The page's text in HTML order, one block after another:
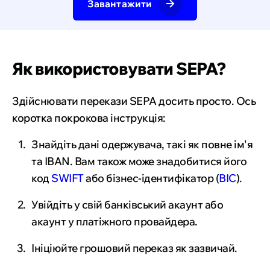
Завантажити
Як використовувати SEPA?
Здійснювати перекази SEPA досить просто. Ось
коротка покрокова інструкція:
Знайдіть дані одержувача, такі як повне ім'я
та IBAN. Вам також може знадобитися його
код SWIFTабо бізнес-ідентифікатор (BIC).
Увійдіть у свій банківський акаунт або
акаунт у платіжного провайдера.
Ініціюйте грошовий переказ як зазвичай.